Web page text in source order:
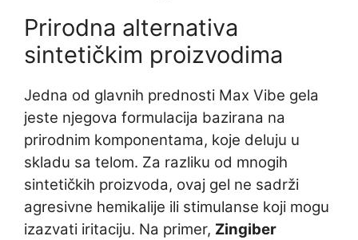
Prirodna alternativa
sintetičkim proizvodima
Jedna od glavnih prednosti Max Vibe gela
jeste njegova formulacija bazirana na
prirodnim komponentama, koje deluju u
skladu sa telom. Za razliku od mnogih
sintetičkih proizvoda, ovaj gel ne sadrži
agresivne hemikalije ili stimulanse koji mogu
izazvati iritaciju. Na primer, Zingiber